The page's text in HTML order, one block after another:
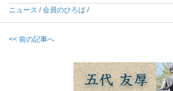
ニュース /会員のひろば /
<< 前の記事へ